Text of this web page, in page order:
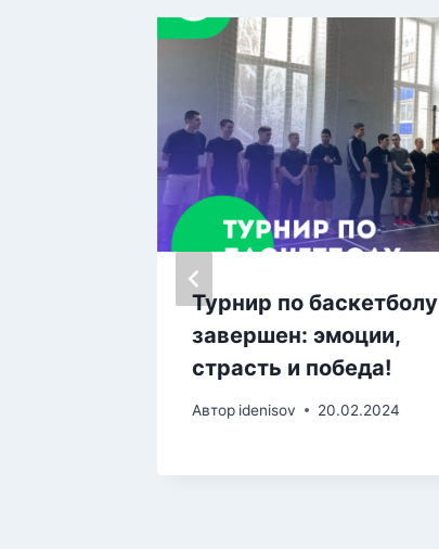
Турнир по баскетболу
завершен: эмоции,
страсть и победа!
Автор idenisov 20.02.2024